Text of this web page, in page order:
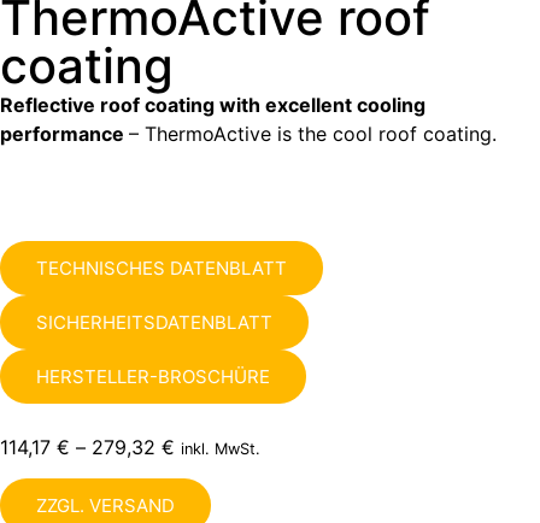
ThermoActive roof
coating
Reflective roof coating with excellent cooling
performance – ThermoActive is the cool roof coating.
TECHNISCHES DATENBLATT
SICHERHEITSDATENBLATT
HERSTELLER-BROSCHÜRE
114,17 € – 279,32 € inkl. MwSt.
ZZGL. VERSAND